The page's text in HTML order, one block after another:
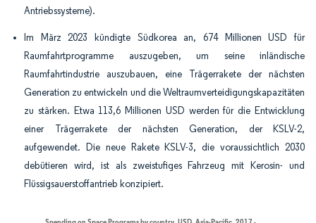
Antriebssysteme).
Im März 2023 kündigte Südkorea an, 674 Millionen USD für
Raumfahrtprogramme auszugeben, um seine inländische
Raumfahrtindustrie auszubauen, eine Trägerrakete der nächsten
Generation zu entwickeln und die Weltraumverteidigungskapazitäten
zu stärken. Etwa 113,6 Millionen USD werden für die Entwicklung
einer Trägerrakete der nächsten Generation, der KSLV-2,
aufgewendet. Die neue Rakete KSLV-3, die voraussichtlich 2030
debütieren wird, ist als zweistufiges Fahrzeug mit Kerosin- und
Flüssigsauerstoffantrieb konzipiert.